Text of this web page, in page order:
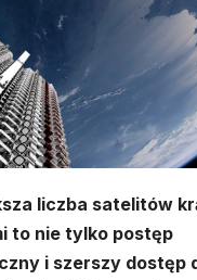
liczba satelitów
to nie tylko postęp
i szerszy dostęp